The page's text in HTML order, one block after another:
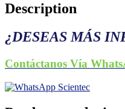
Description
¿DESEAS MÁS
Contáctanos Vía